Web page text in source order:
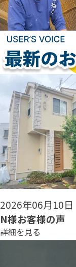
2026年06月08日
N様お客様の声
詳細を見る